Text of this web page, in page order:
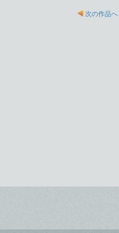
次の作品へ